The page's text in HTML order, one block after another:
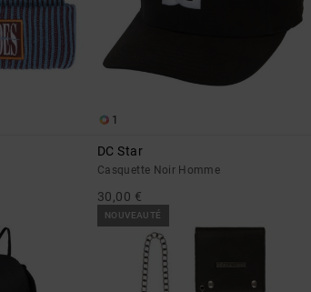
1
DC Star
Casquette Noir Homme
30,00 €
NOUVEAUTÉ